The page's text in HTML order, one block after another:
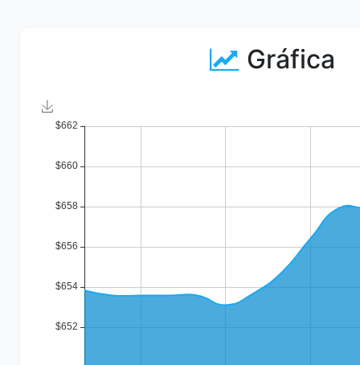
Gráfica